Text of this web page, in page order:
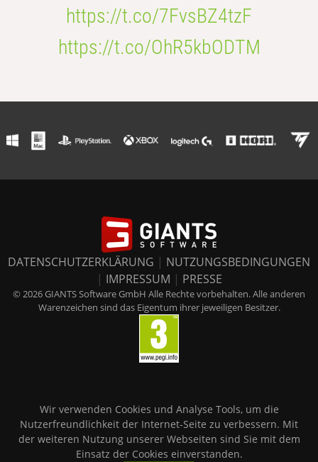
https://t.co/7FvsBZ4tzF
https://t.co/OhR5kbODTM
DATENSCHUTZERKLÄRUNG | NUTZUNGSBEDINGUNGEN
| IMPRESSUM | PRESSE
© 2026 GIANTS Software GmbH Alle Rechte vorbehalten. Alle anderen
Warenzeichen sind das Eigentum ihrer jeweiligen Besitzer.
Wir verwenden Cookies und Analyse Tools, um die
Nutzerfreundlichkeit der Internet-Seite zu verbessern. Mit
der weiteren Nutzung unserer Webseiten sind Sie mit dem
Einsatz der Cookies einverstanden.